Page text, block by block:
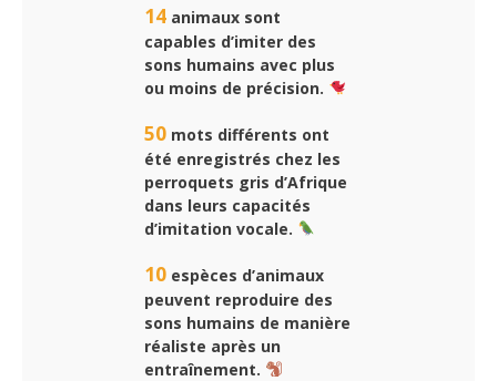
14 animaux sont
capables d’imiter des
sons humains avec plus
ou moins de précision.
50 mots différents ont
été enregistrés chez les
perroquets gris d’Afrique
dans leurs capacités
d’imitation vocale.
10 espèces d’animaux
peuvent reproduire des
sons humains de manière
réaliste après un
entraînement.